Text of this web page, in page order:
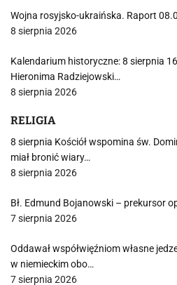
Wojna rosyjsko-ukraińska. Raport
8 sierpnia 2026
Kalendarium historyczne: 8 sierpnia
Hieronima Radziejowski…
8 sierpnia 2026
RELIGIA
8 sierpnia Kościół wspomina św.
miał bronić wiary…
8 sierpnia 2026
Bł. Edmund Bojanowski – prekursor
7 sierpnia 2026
Oddawał współwięźniom własne
w niemieckim obo…
7 sierpnia 2026